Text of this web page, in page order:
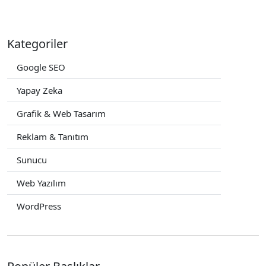
Kategoriler
Google SEO
Yapay Zeka
Grafik & Web Tasarım
Reklam & Tanıtım
Sunucu
Web Yazılım
WordPress